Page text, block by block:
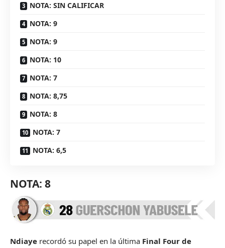
NOTA: SIN CALIFICAR
NOTA: 9
NOTA: 9
NOTA: 10
NOTA: 7
NOTA: 8,75
NOTA: 8
NOTA: 7
NOTA: 6,5
NOTA: 8
Ndiaye recordó su papel en la última Final Four de